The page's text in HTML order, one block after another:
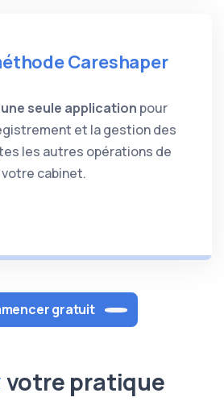
Careshaper
une seule application pour
et la gestion des
les autres opérations de
votre cabinet.
gratuit
votre pratique